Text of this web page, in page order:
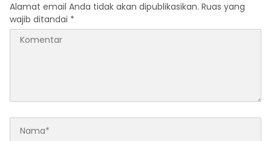
Alamat email Anda tidak akan dipublikasikan. Ruas yang
wajib ditandai *